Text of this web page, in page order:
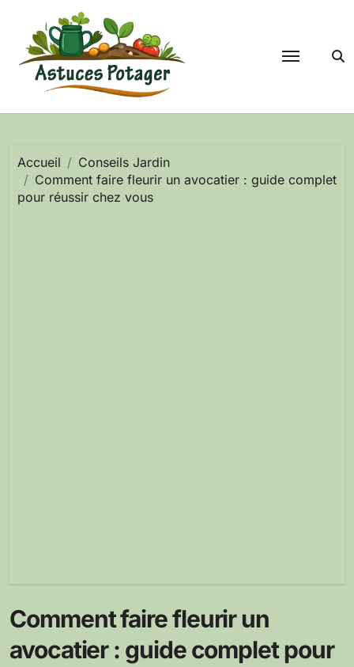
contenu
Accueil
Conseils Jardin
Comment faire fleurir un avocatier : guide complet
pour réussir chez vous
Comment faire fleurir un
avocatier : guide complet pour